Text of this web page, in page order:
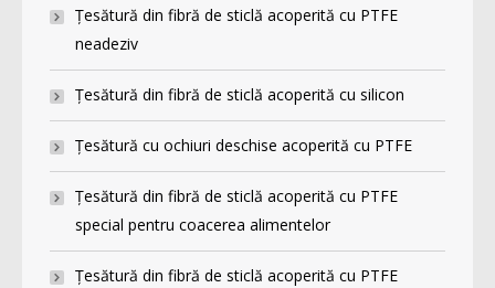
Ţesătură din fibră de sticlă acoperită cu PTFE
neadeziv
Ţesătură din fibră de sticlă acoperită cu silicon
Ţesătură cu ochiuri deschise acoperită cu PTFE
Ţesătură din fibră de sticlă acoperită cu PTFE
special pentru coacerea alimentelor
Ţesătură din fibră de sticlă acoperită cu PTFE